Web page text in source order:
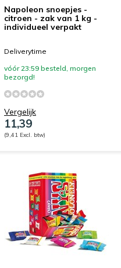
Napoleon snoepjes -
citroen - zak van 1 kg -
individueel verpakt
Deliverytime
vóór 23:59 besteld, morgen
bezorgd!
Vergelijk
11,39
(9,41 Excl. btw)